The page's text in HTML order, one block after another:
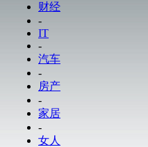
财经
-
IT
-
汽车
-
房产
-
家居
-
女人